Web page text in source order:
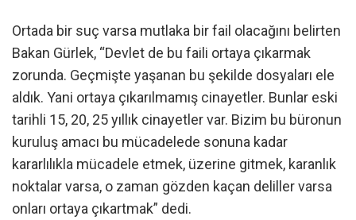
Ortada bir suç varsa mutlaka bir fail olacağını belirten
Bakan Gürlek, “Devlet de bu faili ortaya çıkarmak
zorunda. Geçmişte yaşanan bu şekilde dosyaları ele
aldık. Yani ortaya çıkarılmamış cinayetler. Bunlar eski
tarihli 15, 20, 25 yıllık cinayetler var. Bizim bu büronun
kuruluş amacı bu mücadelede sonuna kadar
kararlılıkla mücadele etmek, üzerine gitmek, karanlık
noktalar varsa, o zaman gözden kaçan deliller varsa
onları ortaya çıkartmak” dedi.